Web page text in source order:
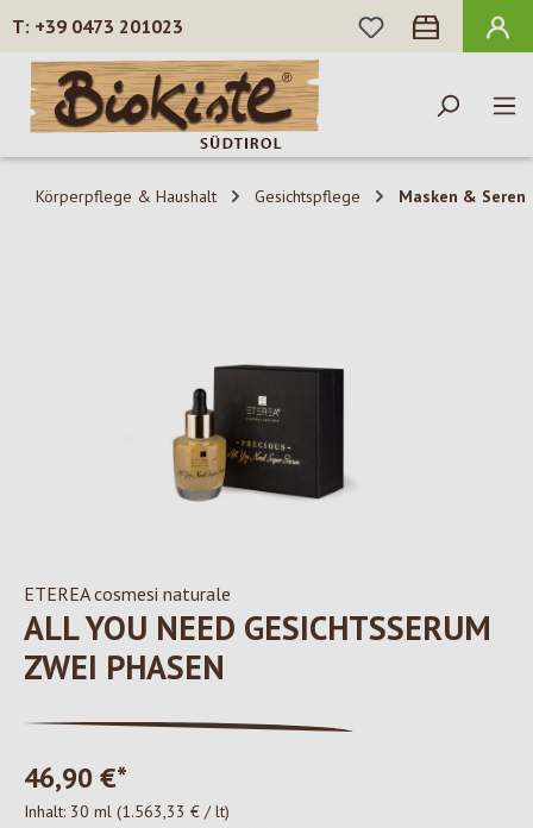
Zum Hauptinhalt springen
+39 0473 201023
DU HAST 0
Körperpflege & Haushalt Gesichtspflege Masken & Seren
ETEREA cosmesi naturale
ALL YOU NEED GESICHTSSERUM
ZWEI PHASEN
46,90 €*
Inhalt: 30 ml (1.563,33 € / lt)